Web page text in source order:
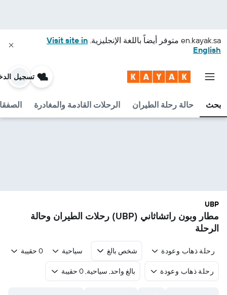
en.kayak.sa متوفر أيضاً باللغة الإنجليزية. Visit site in
English
بحث حالة رحلة الطيران الرحلات القادمة والمغادرة
تسجيل
UBP
مطار وبون راتشاثاني (UBP) رحلات الطيران وحالة
الرحلة
رحلة ذهاب وعودة شخص بالغ سياحية 0 حقيبة
رحلة ذهاب وعودة بالغ واحد, سياحية, 0 حقيبة